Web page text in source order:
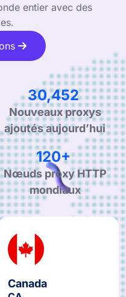
entier avec des
47,667
Nouveaux proxys
ajoutés aujourd’hui
190+
Nœuds proxy HTTP
mondiaux
Canada